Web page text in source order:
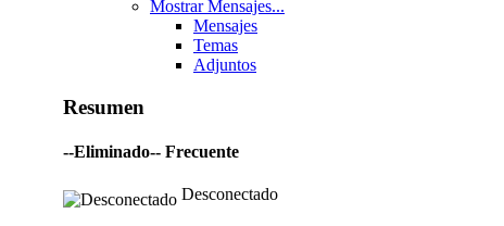
Mostrar Mensajes...
Mensajes
Temas
Adjuntos
Resumen
--Eliminado-- Frecuente
Desconectado